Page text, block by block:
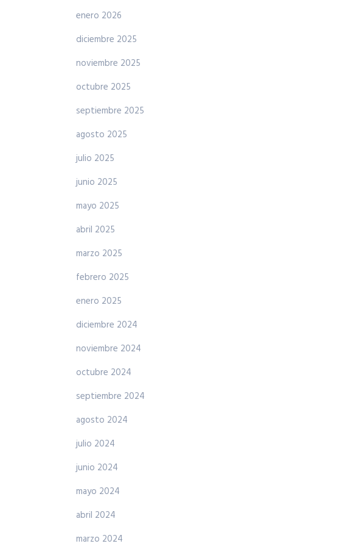
enero 2026
diciembre 2025
noviembre 2025
octubre 2025
septiembre 2025
agosto 2025
julio 2025
junio 2025
mayo 2025
abril 2025
marzo 2025
febrero 2025
enero 2025
diciembre 2024
noviembre 2024
octubre 2024
septiembre 2024
agosto 2024
julio 2024
junio 2024
mayo 2024
abril 2024
marzo 2024